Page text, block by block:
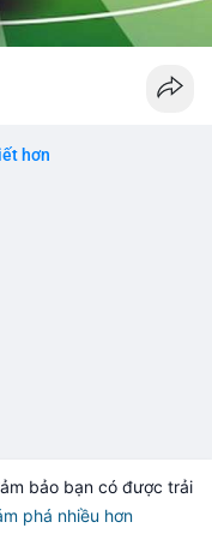
bảo bạn có được trải
phá nhiều hơn
-1.14%
hơn